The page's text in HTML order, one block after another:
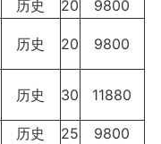
历史 20 9800
历史 20 9800
历史 30 11880
历史 25 9800